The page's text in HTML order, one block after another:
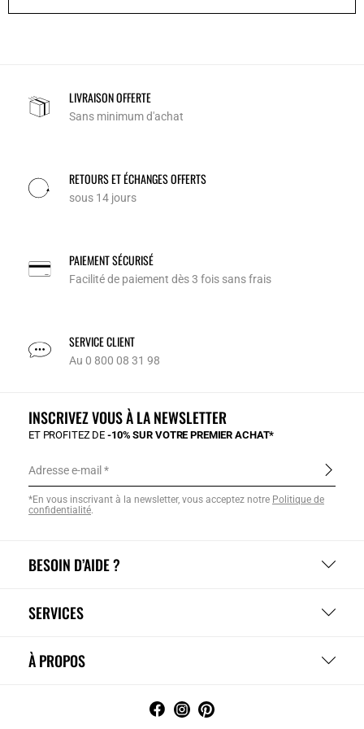
LIVRAISON OFFERTE
Sans minimum d'achat
RETOURS ET ÉCHANGES OFFERTS
sous 14 jours
PAIEMENT SÉCURISÉ
Facilité de paiement dès 3 fois sans frais
SERVICE CLIENT
Au 0 800 08 31 98
BESOIN D’AIDE ?
SERVICES
À PROPOS
INSCRIVEZ VOUS À LA NEWSLETTER
ET PROFITEZ DE-10% SUR VOTRE PREMIER ACHAT*
Adresse e-mail
*En vous inscrivant à la newsletter, vous acceptez notre Politique de
confidentialité.